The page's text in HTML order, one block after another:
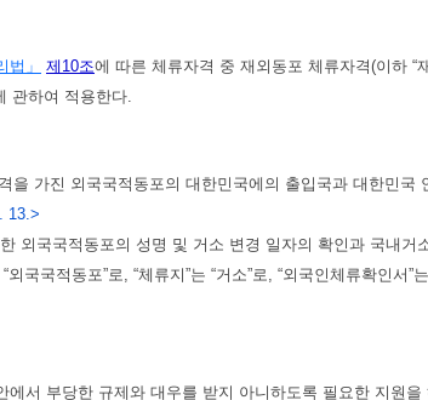
법」 제10조에 따른 체류자격 중 재외동포 체류자격(이하 “
관하여 적용한다.
을 가진 외국국적동포의 대한민국에의 출입국과 대한민국
13.>
외국국적동포의 성명 및 거소 변경 일자의 확인과 국내거
국국적동포”로, “체류지”는 “거소”로, “외국인체류확인서
에서 부당한 규제와 대우를 받지 아니하도록 필요한 지원을